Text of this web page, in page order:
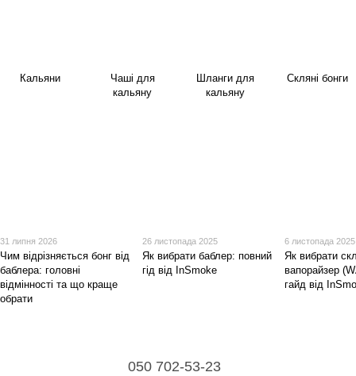
Кальяни
Чаші для
кальяну
Шланги для
кальяну
Скляні бонги
31 липня 2026
Чим відрізняється бонг від
баблера: головні
відмінності та що краще
обрати
26 листопада 2025
Як вибрати баблер: повний
гід від InSmoke
6 листопада 2025
Як вибрати
вапорайзер
гайд від
050 702-53-23